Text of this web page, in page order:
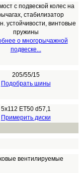
с подвеской колес на
стабилизатор
устойчивости, винтовые
пружины
о многорычажной
подвеске...
205/55/15
Подобрать шины
5x112 ET50 d57,1
Примерить диски
вентилируемые